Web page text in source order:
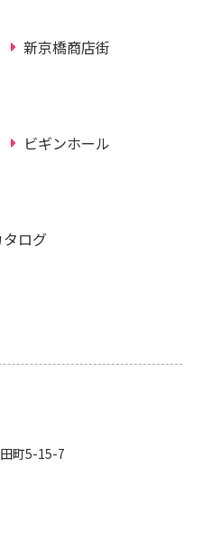
新京橋商店街
ビギンホール
ログ
町5-15-7